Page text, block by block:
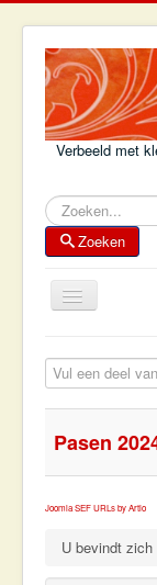
Verbeeld met
Zoeken
Zoeken
Schakelen
Achtergrond
Vul een deel
Pasen
Joomla SEF URLs by Artio
U bevindt zich